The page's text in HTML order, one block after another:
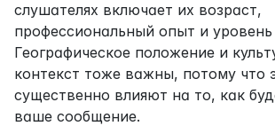
слушателях включает их возраст,
профессиональный опыт и уровень
Географическое положение и
контекст тоже важны, потому что
существенно влияют на то, как
ваше сообщение.